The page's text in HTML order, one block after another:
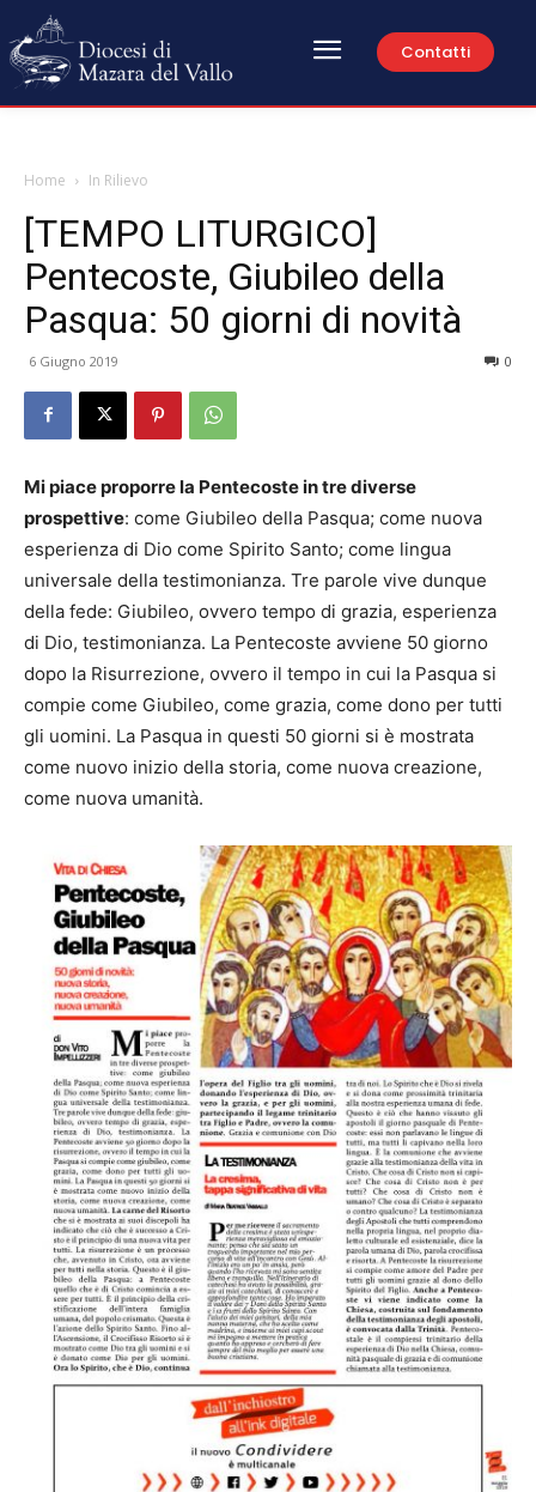
Contatti
Home In Rilievo
[TEMPO LITURGICO]
Pentecoste, Giubileo della
Pasqua: 50 giorni di novità
6 Giugno 2019 0
Mi piace proporre la Pentecoste in tre diverse
prospettive: come Giubileo della Pasqua; come nuova
esperienza di Dio come Spirito Santo; come lingua
universale della testimonianza. Tre parole vive dunque
della fede: Giubileo, ovvero tempo di grazia, esperienza
di Dio, testimonianza. La Pentecoste avviene 50 giorno
dopo la Risurrezione, ovvero il tempo in cui la Pasqua si
compie come Giubileo, come grazia, come dono per tutti
gli uomini. La Pasqua in questi 50 giorni si è mostrata
come nuovo inizio della storia, come nuova creazione,
come nuova umanità.